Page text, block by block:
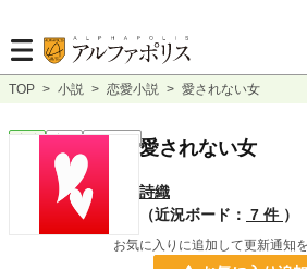
TOP > 小説 > 恋愛小説 > 愛されない女
完結 ｼｮｰﾄｼｮｰﾄ 愛されない女
詩織
（近況ボード： 7 件 ）
お気に入りに追加して更新通知